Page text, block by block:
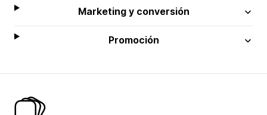
Marketing y conversión
Promoción